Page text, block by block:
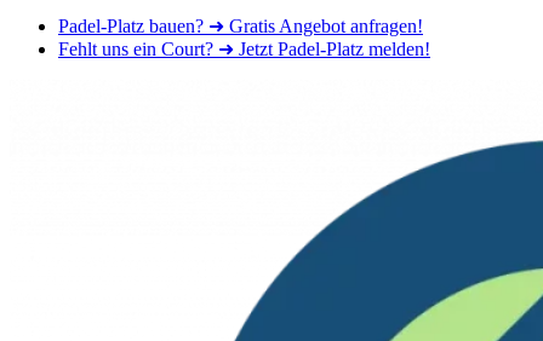
Padel-Platz bauen? ➜ Gratis Angebot anfragen!
Fehlt uns ein Court? ➜ Jetzt Padel-Platz melden!